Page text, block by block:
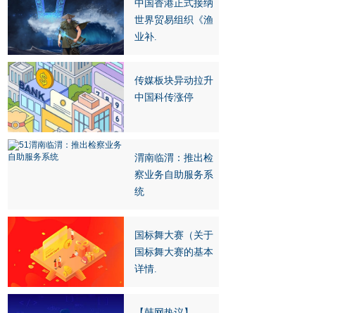
中国香港正式接纳
世界贸易组织《渔
业补.
传媒板块异动拉升
中国科传涨停
渭南临渭：推出检
察业务自助服务系
统
国标舞大赛（关于
国标舞大赛的基本
详情.